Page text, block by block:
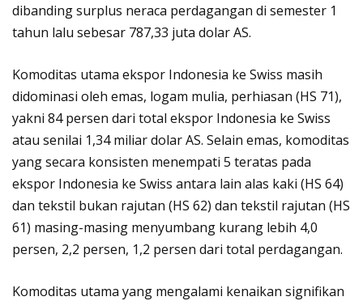
dibanding surplus neraca perdagangan di semester 1
tahun lalu sebesar 787,33 juta dolar AS.
Komoditas utama ekspor Indonesia ke Swiss masih
didominasi oleh emas, logam mulia, perhiasan (HS 71),
yakni 84 persen dari total ekspor Indonesia ke Swiss
atau senilai 1,34 miliar dolar AS. Selain emas, komoditas
yang secara konsisten menempati 5 teratas pada
ekspor Indonesia ke Swiss antara lain alas kaki (HS 64)
dan tekstil bukan rajutan (HS 62) dan tekstil rajutan (HS
61) masing-masing menyumbang kurang lebih 4,0
persen, 2,2 persen, 1,2 persen dari total perdagangan.
Komoditas utama yang mengalami kenaikan signifikan